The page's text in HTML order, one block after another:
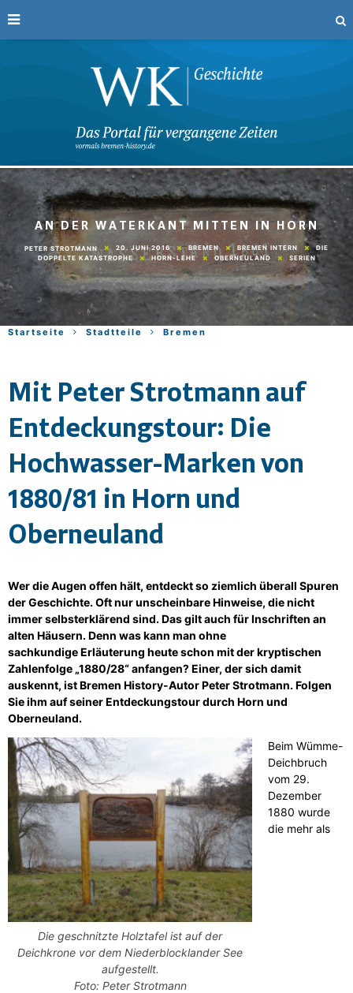
AN DER WATERKANT MITTEN IN HORN
PETER STROTMANN 20. JUNI 2016 BREMEN BREMEN INTERN
DIE
DOPPELTE KATASTROPHE
HORN-LEHE OBERNEULAND SERIEN
Startseite Stadtteile Bremen
Mit Peter Strotmann auf
Entdeckungstour: Die
Hochwasser-Marken von
1880/81 in Horn und
Oberneuland
Wer die Augen offen hält, entdeckt so ziemlich überall Spuren
der Geschichte. Oft nur unscheinbare Hinweise, die nicht
immer selbsterklärend sind. Das gilt auch für Inschriften an
alten Häusern. Denn was kann man ohne
sachkundige Erläuterung heute schon mit der kryptischen
Zahlenfolge „1880/28“ anfangen? Einer, der sich damit
auskennt, ist Bremen History-Autor Peter Strotmann. Folgen
Sie ihm auf seiner Entdeckungstour durch Horn und
Oberneuland.
Die geschnitzte Holztafel ist auf der
Deichkrone vor dem Niederblocklander See
aufgestellt.
Foto: Peter Strotmann
Beim Wümme-
Deichbruch
vom 29.
Dezember
1880 wurde
die mehr als